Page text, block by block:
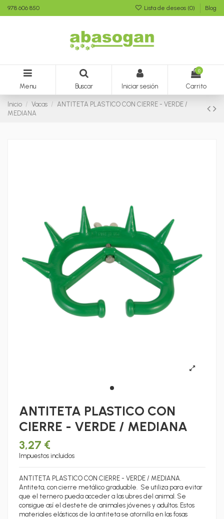
978 606 850 Lista de deseos (0) Blog
Menu Buscar Iniciar sesión
0
Carrito
Inicio Vacas
ANTITETA PLASTICO CON CIERRE - VERDE /
MEDIANA
ANTITETA PLASTICO CON
CIERRE - VERDE / MEDIANA
3,27 €
Impuestos incluidos
ANTITETA PLASTICO CON CIERRE - VERDE / MEDIANA.
Antiteta, con cierre metálico graduable. Se utiliza para evitar
que el ternero pueda acceder a las ubres del animal. Se
consigue así el destete de animales jóvenes y adultos. Estos
materiales elásticos de la antiteta se atornilla en las fosas